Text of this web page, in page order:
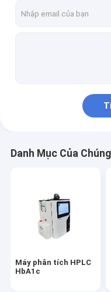
Bộ dụng cụ tự kiểm
Bộ xét nghiệm cúm
Bộ xét nghiệm
Bộ dụng cụ xét
Bộ xét nghiệm
Xét nghiệm kháng
Danh Mục Của
Máy phân tích HPLC
HbA1c